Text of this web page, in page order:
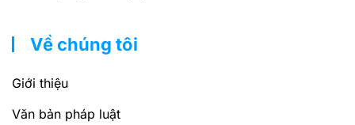
Về chúng tôi
Giới thiệu
Văn bản pháp luật